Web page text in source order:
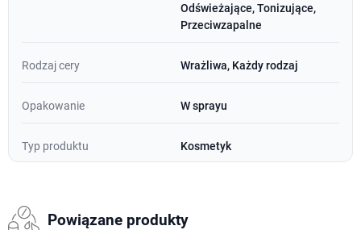
Odświeżające, Tonizujące,
Przeciwzapalne
Rodzaj cery Wrażliwa, Każdy rodzaj
Opakowanie W sprayu
Typ produktu Kosmetyk
Powiązane produkty